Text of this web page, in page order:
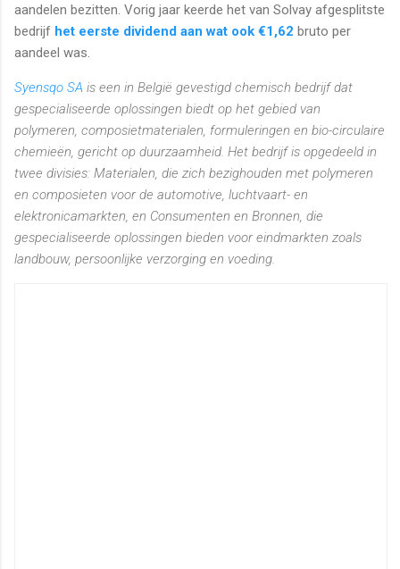
aandelen bezitten. Vorig jaar keerde het van Solvay afgesplitste
bedrijf het eerste dividend aan wat ook €1,62 bruto per
aandeel was.
Syensqo SA is een in België gevestigd chemisch bedrijf dat
gespecialiseerde oplossingen biedt op het gebied van
polymeren, composietmaterialen, formuleringen en bio-circulaire
chemieën, gericht op duurzaamheid. Het bedrijf is opgedeeld in
twee divisies: Materialen, die zich bezighouden met polymeren
en composieten voor de automotive, luchtvaart- en
elektronicamarkten, en Consumenten en Bronnen, die
gespecialiseerde oplossingen bieden voor eindmarkten zoals
landbouw, persoonlijke verzorging en voeding.